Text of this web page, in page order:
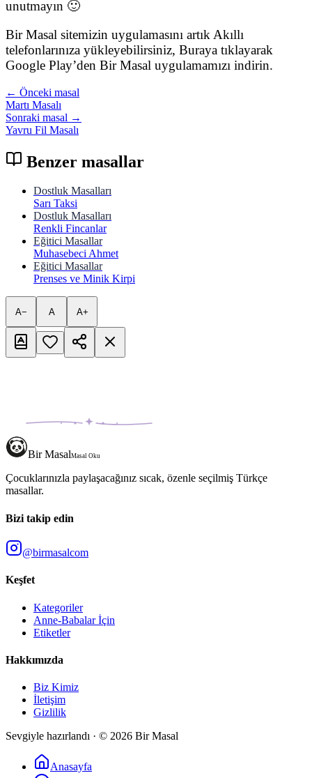
unutmayın 🙂
Bir Masal sitemizin uygulamasını artık Akıllı
telefonlarınıza yükleyebilirsiniz, Buraya tıklayarak
Google Play’den Bir Masal uygulamamızı indirin.
← Önceki masal
Martı Masalı
Sonraki masal →
Yavru Fil Masalı
Benzer masallar
Dostluk Masalları
Sarı Taksi
Dostluk Masalları
Renkli Fincanlar
Eğitici Masallar
Muhasebeci Ahmet
Eğitici Masallar
Prenses ve Minik Kirpi
A− A A+
Bir MasalMasal Oku
Çocuklarınızla paylaşacağınız sıcak, özenle seçilmiş Türkçe
masallar.
Bizi takip edin
@birmasalcom
Keşfet
Kategoriler
Anne-Babalar İçin
Etiketler
Hakkımızda
Biz Kimiz
İletişim
Gizlilik
Sevgiyle hazırlandı · © 2026 Bir Masal
Anasayfa